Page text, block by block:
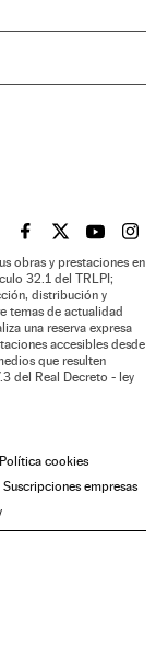
EL PAÍS BRASIL EN
EL PAÍSEL PAÍS
EL
obras y prestaciones en
32.1 del TRLPI;
distribución y
temas de actualidad
una reserva expresa
accesibles desde
que resulten
del Real Decreto - ley
Política cookies
Suscripciones empresas